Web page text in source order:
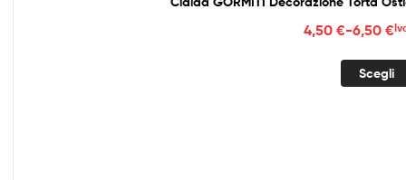
4,50 €-6,50 €
Scegli